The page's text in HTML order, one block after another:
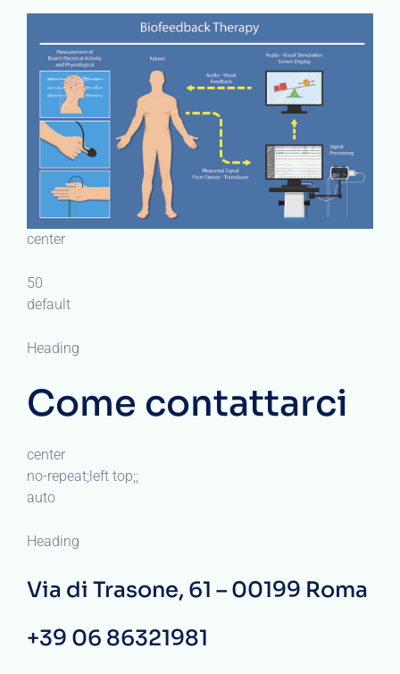
center
50
default
Heading
Come contattarci
center
no-repeat;left top;;
auto
Heading
Via di Trasone, 61 – 00199 Roma
+39 06 86321981